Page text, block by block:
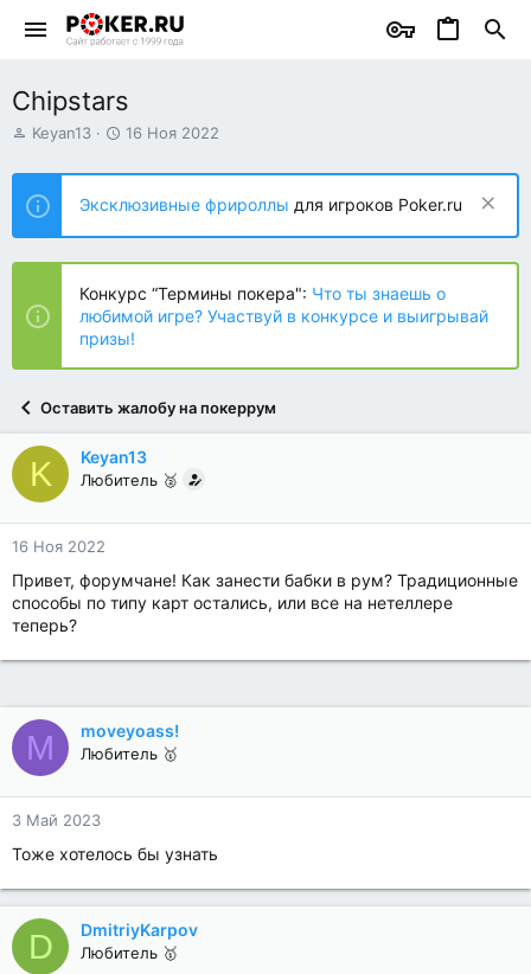
Chipstars
А
т
о
р
т
е
ы
Keyan13
Д
т
н
а
ч
л
а
16 Ноя 2022
Эксклюзивные фрироллы для игроков Poker.ru
Конкурс “Термины покера": Что ты знаешь о
любимой игре? Участвуй в конкурсе и выигрывай
призы!
Оставить жалобу на покеррум
K Keyan13
Любитель 🥈
16 Ноя 2022
Привет, форумчане! Как занести бабки в рум? Традиционные
способы по типу карт остались, или все на нетеллере
теперь?
M moveyoass!
Любитель 🥇
3 Май 2023
Тоже хотелось бы узнать
D DmitriyKarpov
Любитель 🥇